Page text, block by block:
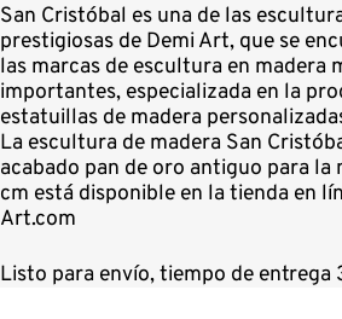
San Cristóbal es una de las
prestigiosas de Demi Art, que se
las marcas de escultura en madera
importantes, especializada en la
estatuillas de madera
La escultura de madera San
acabado pan de oro antiguo para la
cm está disponible en la tienda en
Art.com
Listo para envío, tiempo de entrega